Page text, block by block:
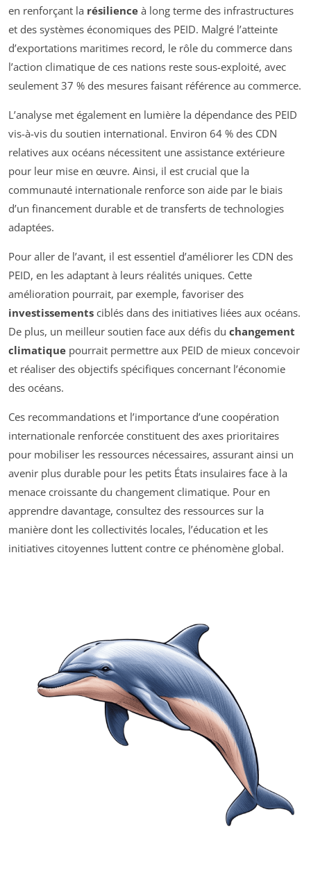
en renforçant la résilience à long terme des infrastructures
et des systèmes économiques des PEID. Malgré l’atteinte
d’exportations maritimes record, le rôle du commerce dans
l’action climatique de ces nations reste sous-exploité, avec
seulement 37 % des mesures faisant référence au commerce.
L’analyse met également en lumière la dépendance des PEID
vis-à-vis du soutien international. Environ 64 % des CDN
relatives aux océans nécessitent une assistance extérieure
pour leur mise en œuvre. Ainsi, il est crucial que la
communauté internationale renforce son aide par le biais
d’un financement durable et de transferts de technologies
adaptées.
Pour aller de l’avant, il est essentiel d’améliorer les CDN des
PEID, en les adaptant à leurs réalités uniques. Cette
amélioration pourrait, par exemple, favoriser des
investissements ciblés dans des initiatives liées aux océans.
De plus, un meilleur soutien face aux défis du changement
climatique pourrait permettre aux PEID de mieux concevoir
et réaliser des objectifs spécifiques concernant l’économie
des océans.
Ces recommandations et l’importance d’une coopération
internationale renforcée constituent des axes prioritaires
pour mobiliser les ressources nécessaires, assurant ainsi un
avenir plus durable pour les petits États insulaires face à la
menace croissante du changement climatique. Pour en
apprendre davantage, consultez des ressources sur la
manière dont les collectivités locales, l’éducation et les
initiatives citoyennes luttent contre ce phénomène global.